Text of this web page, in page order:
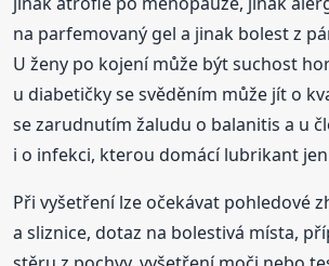
na parfemovaný gel a jinak bolest z
U ženy po kojení může být suchost
u diabetičky se svěděním může jít o
se zarudnutím žaludu o balanitis a u
i o infekci, kterou domácí lubrikant
Při vyšetření lze očekávat pohledové
a sliznice, dotaz na bolestivá místa,